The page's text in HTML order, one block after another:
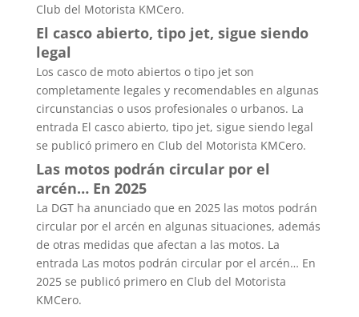
Club del Motorista KMCero.
El casco abierto, tipo jet, sigue siendo
legal
Los casco de moto abiertos o tipo jet son
completamente legales y recomendables en algunas
circunstancias o usos profesionales o urbanos. La
entrada El casco abierto, tipo jet, sigue siendo legal
se publicó primero en Club del Motorista KMCero.
Las motos podrán circular por el
arcén… En 2025
La DGT ha anunciado que en 2025 las motos podrán
circular por el arcén en algunas situaciones, además
de otras medidas que afectan a las motos. La
entrada Las motos podrán circular por el arcén… En
2025 se publicó primero en Club del Motorista
KMCero.